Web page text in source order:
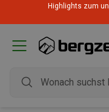
Highlights zum